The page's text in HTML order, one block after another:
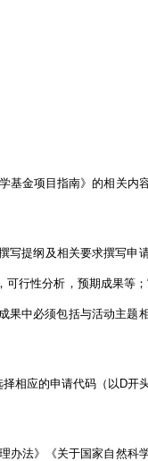
基金项目指南》的相关内
提纲及相关要求撰写申
行性分析，预期成果等；
果中必须包括与活动主题
相应的申请代码（以D开
办法》《关于国家自然科